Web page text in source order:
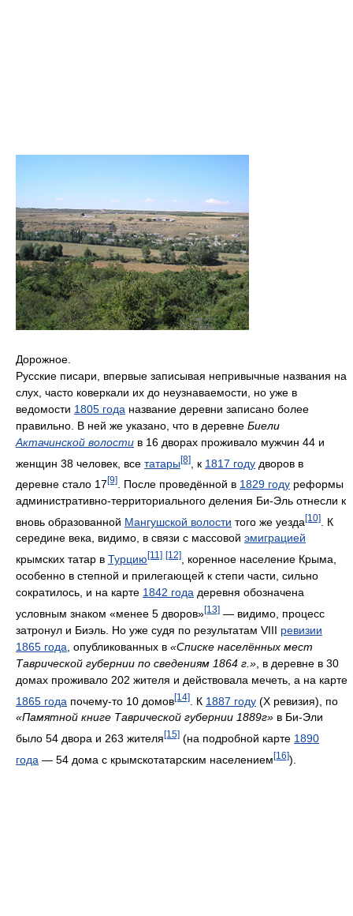
Дорожное.
Русские писари, впервые записывая непривычные названия на
слух, часто коверкали их до неузнаваемости, но уже в
ведомости 1805 года название деревни записано более
правильно. В ней же указано, что в деревне Биели
Актачинской волости в 16 дворах проживало мужчин 44 и
женщин 38 человек, все татары[8] , к 1817 году дворов в
деревне стало 17 [9] . После проведённой в 1829 году реформы
административно-территориального деления Би-Эль отнесли к
вновь образованной Мангушской волости того же уезда[10]
. К
середине века, видимо, в связи с массовой эмиграцией
крымских татар в Турцию [11] [12]
, коренное население Крыма,
особенно в степной и прилегающей к степи части, сильно
сократилось, и на карте 1842 года деревня обозначена
условным знаком «менее 5 дворов»[13] — видимо, процесс
затронул и Биэль. Но уже судя по результатам VIII ревизии
1865 года , опубликованных в «Списке населённых мест
Таврической губернии по сведениям 1864 г.» , в деревне в 30
домах проживало 202 жителя и действовала мечеть, а на карте
1865 года почему-то 10 домов[14] . К 1887 году (Х ревизия), по
«Памятной книге Таврической губернии 1889г» в Би-Эли
было 54 двора и 263 жителя [15] (на подробной карте 1890
года — 54 дома с крымскотатарским населением [16]).